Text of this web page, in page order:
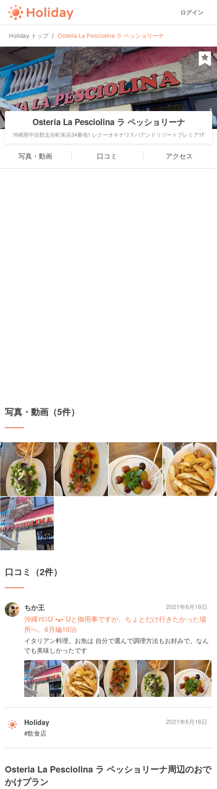
ログイン
Holiday トップ Osteria La Pesciolina ラ ペッショリーナ
Osteria La Pesciolina ラ ペッショリーナ
沖縄県中頭郡北谷町美浜34番地1 レクーオキナワスパアンドリゾートプレミア1F
写真・動画 口コミ アクセス
写真・動画（5件）
口コミ（2件）
ちか王
沖縄ﾏﾛﾝU´•ﻌ•`Uと御用事ですが、ちょとだけ行きたかった場
所へ。6月編10泊
イタリアン料理。お魚は 自分で選んで調理方法もお好みで。なん
でも美味しかったです
2021年6月16日
Holiday
#飲食店
2021年6月16日
Osteria La Pesciolina ラ ペッショリーナ周辺のおで
かけプラン